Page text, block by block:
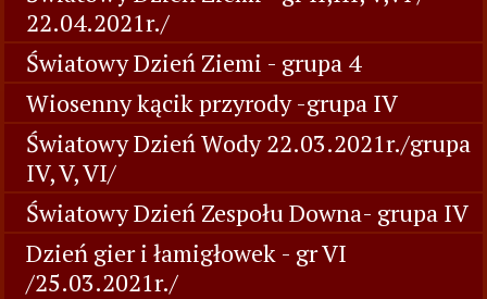
22.04.2021r./
Światowy Dzień Ziemi - grupa 4
Wiosenny kącik przyrody -grupa IV
Światowy Dzień Wody 22.03.2021r./grupa
IV, V, VI/
Światowy Dzień Zespołu Downa- grupa IV
Dzień gier i łamigłowek - gr VI
/25.03.2021r./